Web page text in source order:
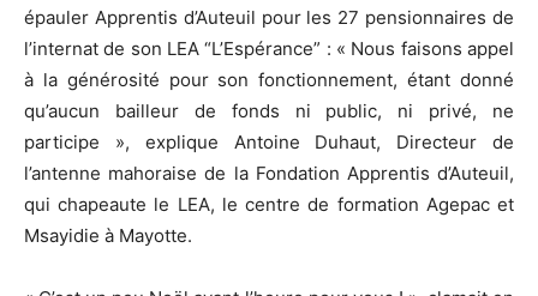
épauler Apprentis d’Auteuil pour les 27 pensionnaires de
l’internat de son LEA “L’Espérance” : « Nous faisons appel
à la générosité pour son fonctionnement, étant donné
qu’aucun bailleur de fonds ni public, ni privé, ne
participe », explique Antoine Duhaut, Directeur de
l’antenne mahoraise de la Fondation Apprentis d’Auteuil,
qui chapeaute le LEA, le centre de formation Agepac et
Msayidie à Mayotte.